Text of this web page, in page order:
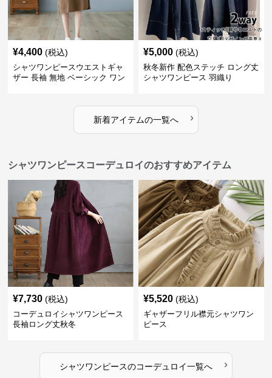
¥4,400 (税込)
シャツワンピースウエストギャ
ザー 長袖 無地 ベーシック ワン
¥5,000 (税込)
秋冬新作 配色ステッチ ロング丈
シャツワンピース 羽織り
新着アイテムの一覧へ ›
シャツワンピースコーデュロイのおすすめアイテム
¥7,730 (税込)
コーデュロイシャツワンピース
長袖ロング丈秋冬
¥5,520 (税込)
ギャザーフリル襟元シャツワン
ピース
シャツワンピースのコーデュロイ一覧へ ›